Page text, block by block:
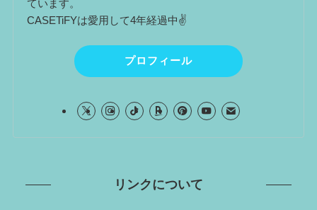
ています。
CASETiFYは愛用して4年経過中✌
プロフィール
リンクについて